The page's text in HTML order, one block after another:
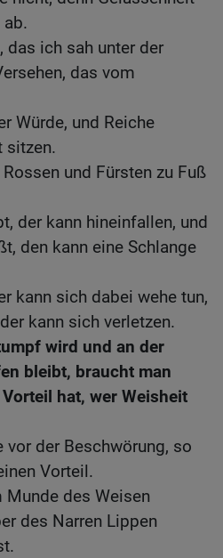
das ich sah unter der
das vom
Würde, und Reiche
sitzen.
und Fürsten zu Fuß
der kann hineinfallen, und
den kann eine Schlange
kann sich dabei wehe tun,
kann sich verletzen.
wird und an der
bleibt, braucht man
hat, wer Weisheit
vor der Beschwörung, so
Vorteil.
Munde des Weisen
des Narren Lippen